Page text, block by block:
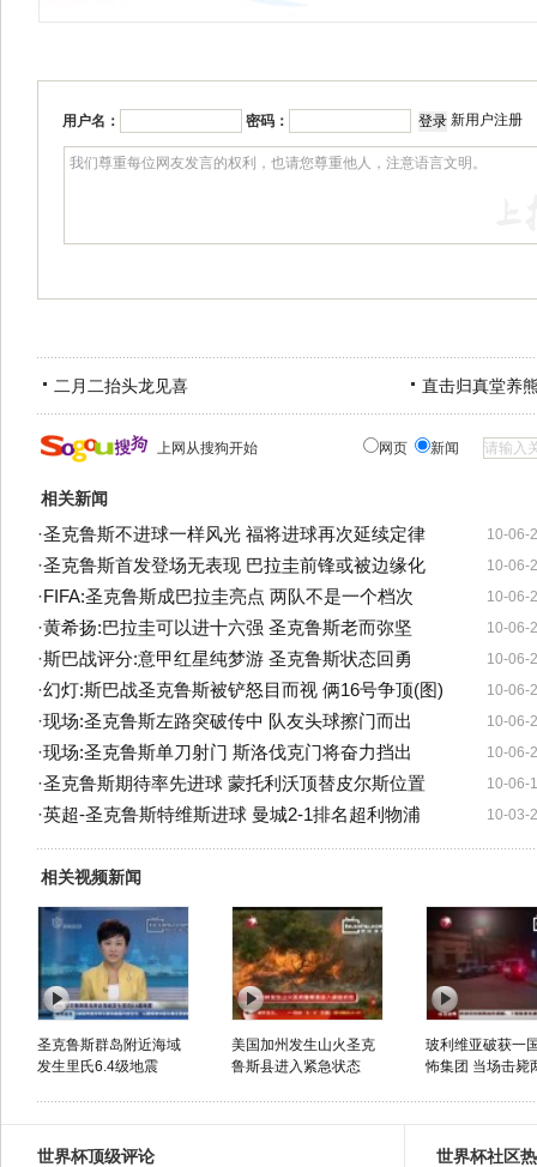
用户名： 密码： 新用户注册
二月二抬头龙见喜 直击归真堂养
上网从搜狗开始 网页 新闻
相关新闻
10-06-
·圣克鲁斯不进球一样风光 福将进球再次延续定律
10-06-
·圣克鲁斯首发登场无表现 巴拉圭前锋或被边缘化
10-06-
·FIFA:圣克鲁斯成巴拉圭亮点 两队不是一个档次
10-06-
·黄希扬:巴拉圭可以进十六强 圣克鲁斯老而弥坚
10-06-
·斯巴战评分:意甲红星纯梦游 圣克鲁斯状态回勇
10-06-
·幻灯:斯巴战圣克鲁斯被铲怒目而视 俩16号争顶(图)
10-06-
·现场:圣克鲁斯左路突破传中 队友头球擦门而出
10-06-
·现场:圣克鲁斯单刀射门 斯洛伐克门将奋力挡出
10-06-
·圣克鲁斯期待率先进球 蒙托利沃顶替皮尔斯位置
10-03-
·英超-圣克鲁斯特维斯进球 曼城2-1排名超利物浦
相关视频新闻
圣克鲁斯群岛附近海域
发生里氏6.4级地震
美国加州发生山火圣克
鲁斯县进入紧急状态
玻利维亚破获一
怖集团 当场击毙
世界杯顶级评论 世界杯社区